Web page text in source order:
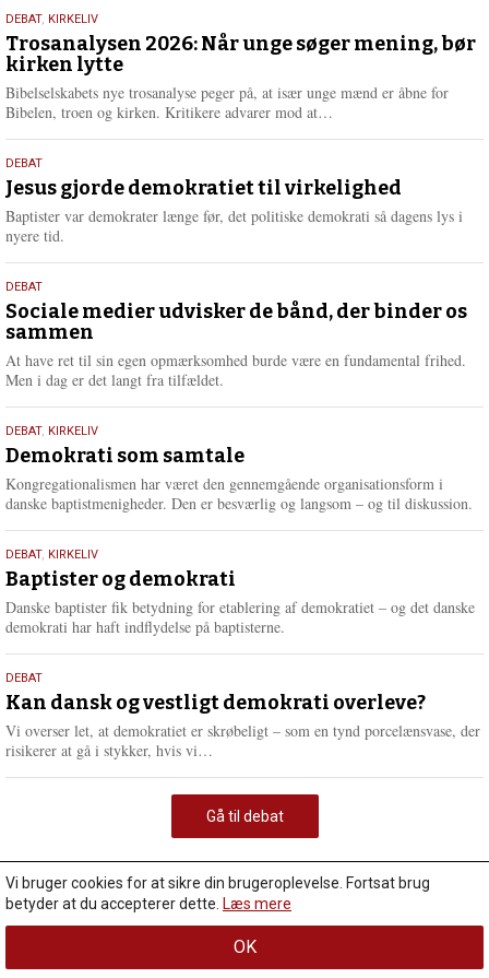
e
2.
juni
2026
DEBAT, KIRKELIV
Trosanalysen 2026: Når unge søger mening, bør
kirken lytte
Bibelselskabets nye trosanalyse peger på, at især unge mænd er åbne for
Bibelen, troen og kirken. Kritikere advarer mod at…
e
r
e
18.
maj
2026
DEBAT
Jesus gjorde demokratiet til virkelighed
Baptister var demokrater længe før, det politiske demokrati så dagens lys i
nyere tid.
18.
maj
2026
DEBAT
Sociale medier udvisker de bånd, der binder os
sammen
At have ret til sin egen opmærksomhed burde være en fundamental frihed.
Men i dag er det langt fra tilfældet.
18.
maj
2026
DEBAT, KIRKELIV
Demokrati som samtale
Kongregationalismen har været den gennemgående organisationsform i
danske baptistmenigheder. Den er besværlig og langsom – og til diskussion.
18.
maj
2026
DEBAT, KIRKELIV
Baptister og demokrati
Danske baptister fik betydning for etablering af demokratiet – og det danske
demokrati har haft indflydelse på baptisterne.
18.
maj
2026
DEBAT
Kan dansk og vestligt demokrati overleve?
Vi overser let, at demokratiet er skrøbeligt – som en tynd porcelænsvase, der
risikerer at gå i stykker, hvis vi…
m
e
e
Gå til debat
Vi bruger cookies for at sikre din brugeroplevelse. Fortsat brug
betyder at du accepterer dette. Læs mere
OK